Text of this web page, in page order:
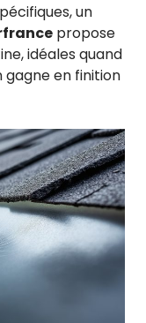
un
propose
idéales quand
gagne en finition